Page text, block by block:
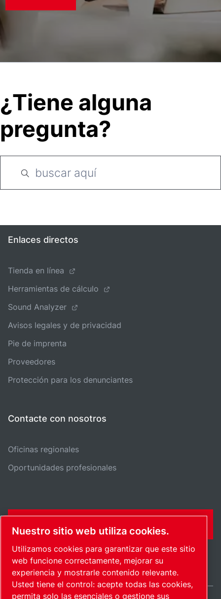
¿Tiene alguna
pregunta?
Enlaces directos
Tienda en línea
Herramientas de cálculo
Sound Analyzer
Avisos legales y de privacidad
Pie de imprenta
Proveedores
Protección para los denunciantes
Contacte con nosotros
Oficinas regionales
Oportunidades profesionales
Nuestro sitio web utiliza cookies.
Utilizamos cookies para garantizar que este sitio
web funcione correctamente, mejorar su
experiencia y mostrarle contenido relevante.
Usted tiene el control: acepte todas las cookies,
permita solo las esenciales o gestione sus